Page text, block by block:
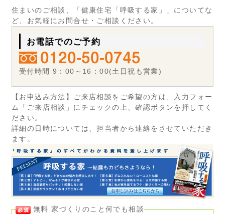
住まいのご相談、「健康住宅「呼吸する家」」についてな
ど、お気軽にお問合せ・ご相談ください。
お電話でのご予約
受付時間 9：00～16：00(土日祝も営業)
【お申込み方法】ご来店相談をご希望の方は、入力フォー
ム「ご来店相談」にチェックの上、確認ボタンを押してく
ださい。
詳細の日時については、担当者から連絡をさせていただき
ます。
無料 家づくりのこと何でも相談